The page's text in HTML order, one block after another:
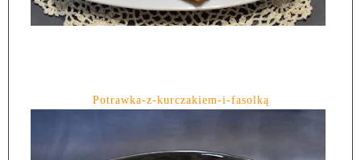
Potrawka-z-kurczakiem-i-fasolką